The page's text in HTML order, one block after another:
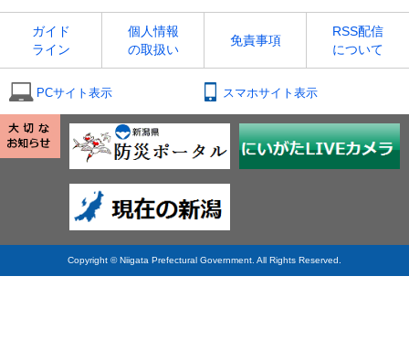
ガイド
ライン
個人情報
の取扱い
免責事項
RSS配信
について
PCサイト表示 スマホサイト表示
Copyright © Niigata Prefectural Government. All Rights Reserved.